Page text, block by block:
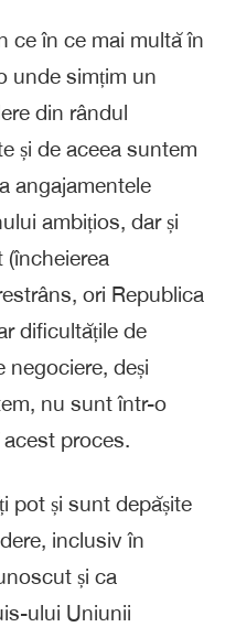
ce în ce mai multă în
unde simțim un
din rândul
și de aceea suntem
angajamentele
ambițios, dar și
(încheierea
ori Republica
dificultățile de
deși
nu sunt într-o
proces.
pot și sunt depășite
inclusiv în
și ca
ului Uniunii